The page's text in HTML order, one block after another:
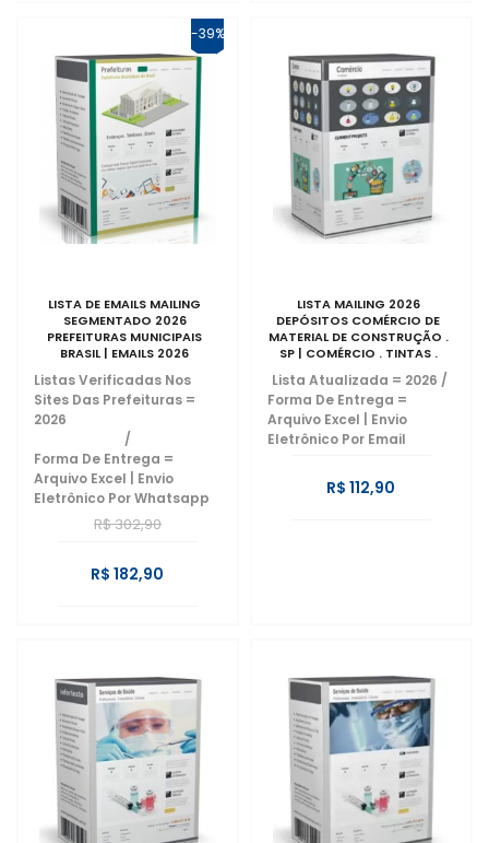
-39%
LISTA DE EMAILS MAILING
SEGMENTADO 2026
PREFEITURAS MUNICIPAIS
BRASIL | EMAILS 2026
Listas Verificadas Nos
Sites Das Prefeituras =
2026
/
Forma De Entrega =
Arquivo Excel | Envio
Eletrônico Por Whatsapp
R$ 302,90
R$ 182,90
LISTA MAILING 2026
DEPÓSITOS COMÉRCIO DE
MATERIAL DE CONSTRUÇÃO .
SP | COMÉRCIO . TINTAS .
ACESSÓRIOS PREDIAIS .
PRODUTOS DE LIMPEZA .
EXTINTORES
Lista Atualizada = 2026 /
Forma De Entrega =
Arquivo Excel | Envio
Eletrônico Por Email
R$ 112,90